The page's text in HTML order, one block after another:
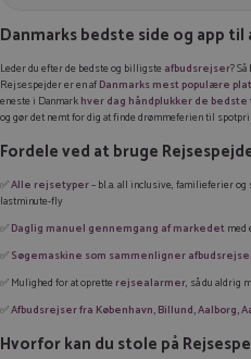
Danmarks bedste side og app
Leder du efter de bedste og billigsteafbudsrejser?
Rejsespejder er en afDanmarks mest populære
eneste i Danmarkhver dag håndplukker de bedste
og gør det nemt for dig at finde drømmeferien til
Fordele ved at bruge
✅Alle rejsetyper– bl.a. all inclusive, familieferier
lastminute-fly
✅Daglig manuel gennemgang af markedetmed
✅Søgemaskine som sammenligner
✅ Mulighed for at opretterejsealarmer, så du aldrig
✅Afbudsrejser fra København,Billund,Aalborg,
Hvorfor kan du stole på